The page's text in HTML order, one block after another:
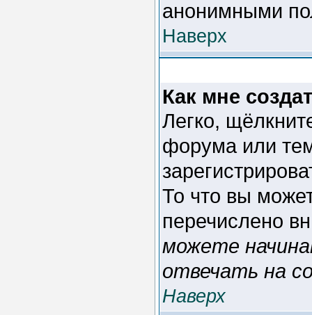
анонимными
Наверх
Как мне
Легко,
форума или
То что вы
перечислено
можете
отвечать на
Наверх